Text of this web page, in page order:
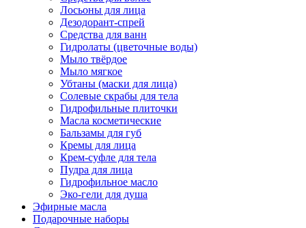
Лосьоны для лица
Дезодорант-спрей
Средства для ванн
Гидролаты (цветочные воды)
Мыло твёрдое
Мыло мягкое
Убтаны (маски для лица)
Солевые скрабы для тела
Гидрофильные плиточки
Масла косметические
Бальзамы для губ
Кремы для лица
Крем-суфле для тела
Пудра для лица
Гидрофильное масло
Эко-гели для душа
Эфирные масла
Подарочные наборы